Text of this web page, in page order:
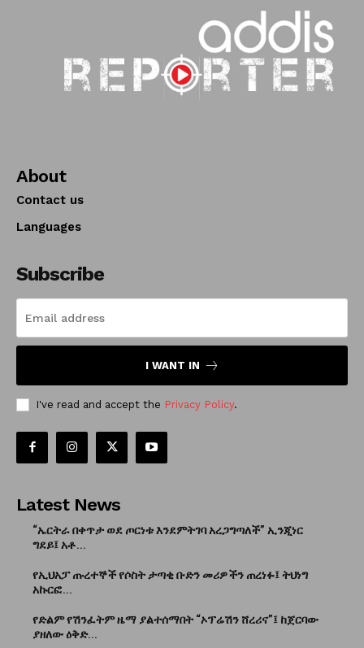
About
Contact us
Languages
Subscribe
I WANT IN
I've read and accept the Privacy Policy.
Latest News
“ኤርትራ በቀጥታ ወደ ጦርነቱ እንደምትገባ አረጋግጣለች” ኢንጂነር
ግደይ፤ አቶ...
የኢህአፓ ጡረተኞች የሶስት ታጣቂ ቡድን መሪዎችን ጠረነፉ፤ ትህነግ
አኩርፎ...
የድልም የሽንፈትም ዜማ ያልተሰማበት “ኦፕሬሽን ሸረሪና”፤ ከጀርባው
ያዘለው ዕቅድ...